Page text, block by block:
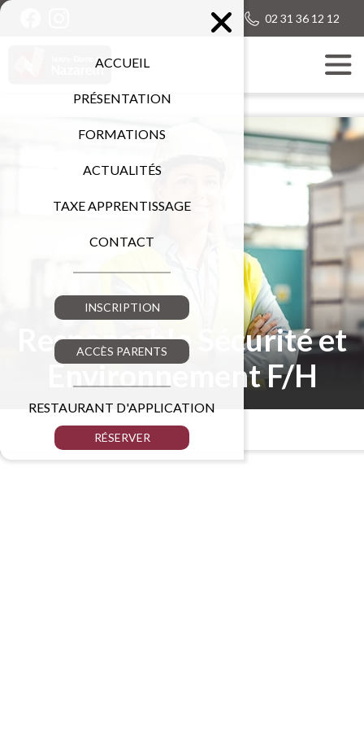
ACCUEIL
PRÉSENTATION
FORMATIONS
ACTUALITÉS
TAXE APPRENTISSAGE
CONTACT
INSCRIPTION
ACCÈS PARENTS
RESTAURANT D'APPLICATION
RÉSERVER
02 31 36 12 12
Responsable Sécurité et
Environnement F/H